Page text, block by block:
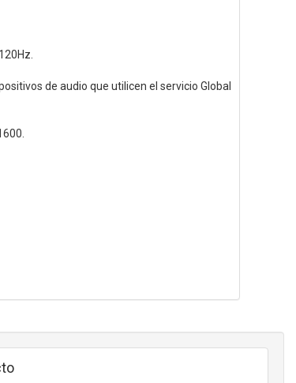
de audio que utilicen el servicio Global